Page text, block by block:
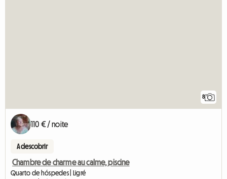
8
110 € / noite
A descobrir
Chambre de charme au calme, piscine
Quarto de hóspedes | Ligré